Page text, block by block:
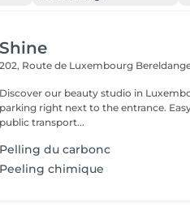
Shine
202, Route de Luxembourg
Discover our beauty studio in Luxembourg,
parking right next to the entrance.
public transport...
Pelling du carbonc
Peeling chimique